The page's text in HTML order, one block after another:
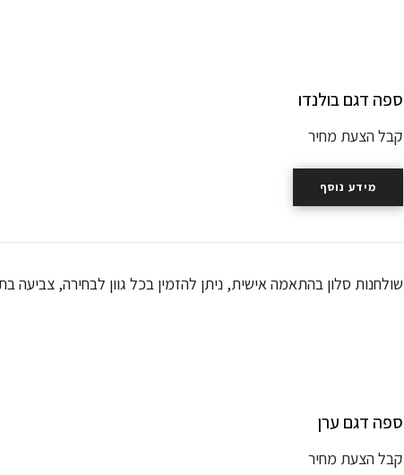
ספה דגם בולנדו
קבל הצעת מחיר
מידע נוסף
שולחנות סלון בהתאמה אישית, ניתן להזמין בכל גוון לבחירה, צביעה
ספה דגם ערן
קבל הצעת מחיר